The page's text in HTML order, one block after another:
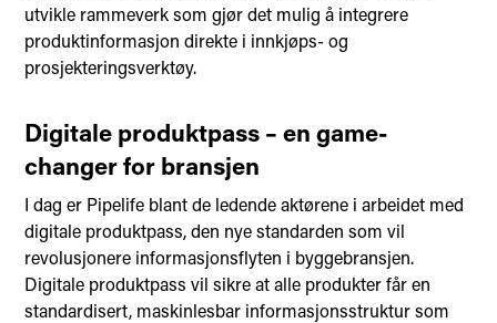
utvikle rammeverk som gjør det mulig å integrere
produktinformasjon direkte i innkjøps- og
prosjekteringsverktøy.
Digitale produktpass – en game-
changer for bransjen
I dag er Pipelife blant de ledende aktørene i arbeidet med
digitale produktpass, den nye standarden som vil
revolusjonere informasjonsflyten i byggebransjen.
Digitale produktpass vil sikre at alle produkter får en
standardisert, maskinlesbar informasjonsstruktur som